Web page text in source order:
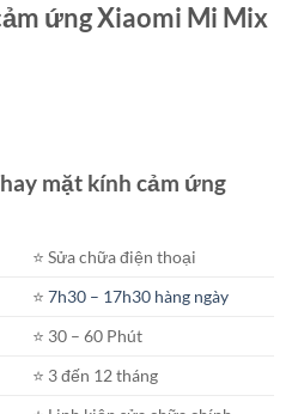
ứng Xiaomi Mi Mix
mặt kính cảm ứng
⭐️ Sửa chữa điện thoại
⭐️7h30 – 17h30 hàng ngày
⭐️ 30 – 60 Phút
⭐️ 3 đến 12 tháng